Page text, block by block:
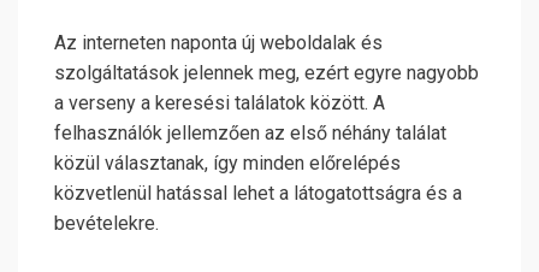
Az interneten naponta új weboldalak és
szolgáltatások jelennek meg, ezért egyre nagyobb
a verseny a keresési találatok között. A
felhasználók jellemzően az első néhány találat
közül választanak, így minden előrelépés
közvetlenül hatással lehet a látogatottságra és a
bevételekre.